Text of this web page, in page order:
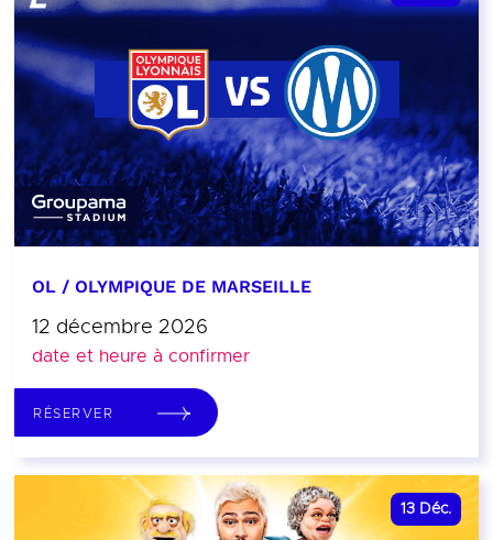
OL / OLYMPIQUE DE MARSEILLE
12 décembre 2026
date et heure à confirmer
RÉSERVER
13 Déc.